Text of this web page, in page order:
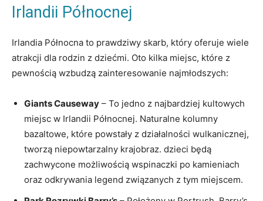
Irlandii Północnej
Irlandia Północna to prawdziwy skarb, który oferuje wiele
atrakcji dla rodzin z dziećmi. Oto kilka miejsc, które z
pewnością wzbudzą zainteresowanie najmłodszych:
Giants Causeway – To jedno z najbardziej kultowych
miejsc w Irlandii Północnej. Naturalne kolumny
bazaltowe, które powstały z działalności wulkanicznej,
tworzą niepowtarzalny krajobraz. dzieci będą
zachwycone możliwością wspinaczki po kamieniach
oraz odkrywania legend związanych z tym miejscem.